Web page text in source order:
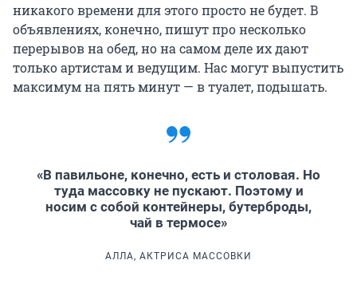
никакого времени для этого просто не будет. В
объявлениях, конечно, пишут про несколько
перерывов на обед, но на самом деле их дают
только артистам и ведущим. Нас могут выпустить
максимум на пять минут — в туалет, подышать.
«В павильоне, конечно, есть и столовая. Но
туда массовку не пускают. Поэтому и
носим с собой контейнеры, бутерброды,
чай в термосе»
АЛЛА, АКТРИСА МАССОВКИ